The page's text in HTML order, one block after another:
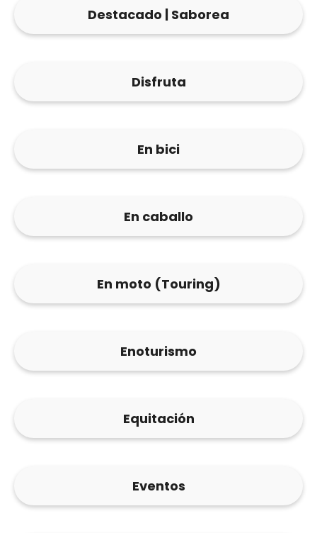
Destacado | Saborea
Disfruta
En bici
En caballo
En moto (Touring)
Enoturismo
Equitación
Eventos